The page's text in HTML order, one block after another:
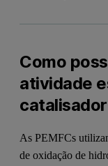
Como
atividade
As PEMFCs
de oxidação de